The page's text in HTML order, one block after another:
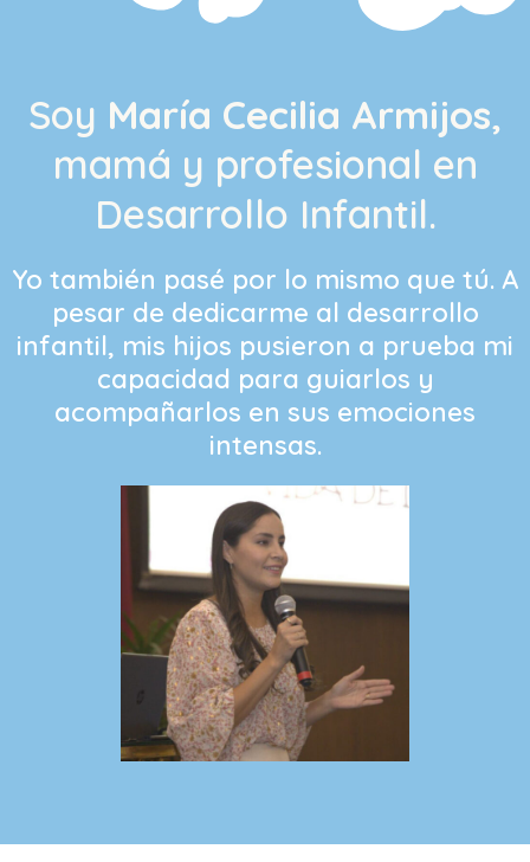
Soy María Cecilia Armijos,
mamá y profesional en
Desarrollo Infantil.
Yo también pasé por lo mismo que tú. A
pesar de dedicarme al desarrollo
infantil, mis hijos pusieron a prueba mi
capacidad para guiarlos y
acompañarlos en sus emociones
intensas.